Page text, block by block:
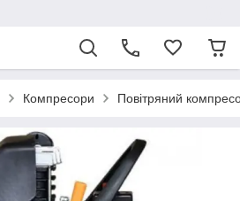
Компресори Повітряний